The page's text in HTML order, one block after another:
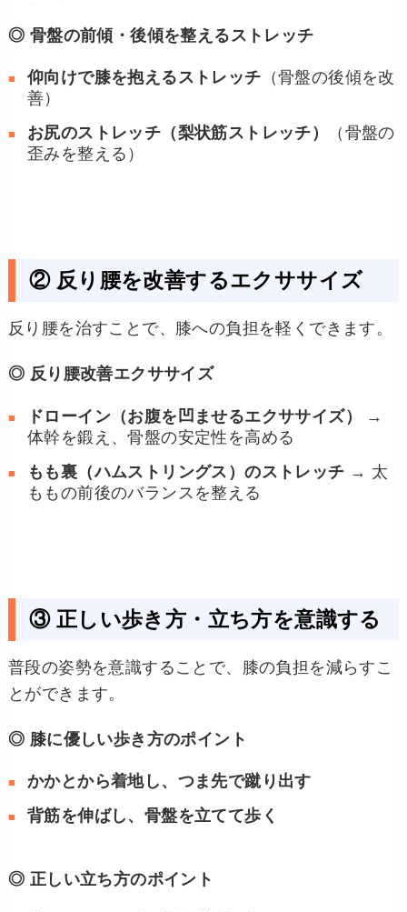
◎ 骨盤の前傾・後傾を整えるストレッチ
仰向けで膝を抱えるストレッチ （骨盤の後傾を改
善）
お尻のストレッチ（梨状筋ストレッチ）
（骨盤の
歪みを整える）
② 反り腰を改善するエクササイズ
反り腰を治すことで、膝への負担を軽くできます。
◎ 反り腰改善エクササイズ
ドローイン（お腹を凹ませるエクササイズ）
→
体幹を鍛え、骨盤の安定性を高める
もも裏（ハムストリングス）のストレッチ → 太
ももの前後のバランスを整える
③ 正しい歩き方・立ち方を意識する
普段の姿勢を意識することで、膝の負担を減らすこ
とができます。
◎ 膝に優しい歩き方のポイント
かかとから着地し、つま先で蹴り出す
背筋を伸ばし、骨盤を立てて歩く
◎ 正しい立ち方のポイント